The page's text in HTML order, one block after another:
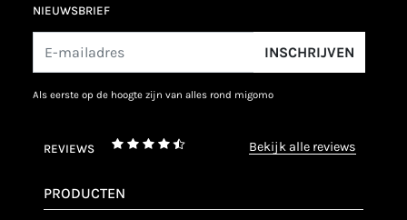
NIEUWSBRIEF
INSCHRIJVEN
als eerste op de hoogte zijn van alles rond migomo
REVIEWS bekijk alle reviews
PRODUCTEN